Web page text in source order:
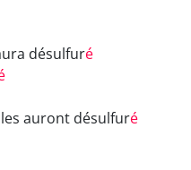
désulfuré
auront désulfuré